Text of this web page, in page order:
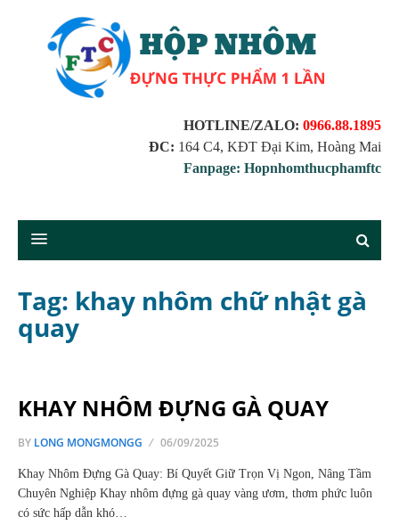
HOTLINE/ZALO: 0966.88.1895
ĐC: 164 C4, KĐT Đại Kim, Hoàng Mai
Fanpage: Hopnhomthucphamftc
Tag: khay nhôm chữ nhật gà
quay
KHAY NHÔM ĐỰNG GÀ QUAY
BY LONG MONGMONGG 06/09/2025
Khay Nhôm Đựng Gà Quay: Bí Quyết Giữ Trọn Vị Ngon, Nâng Tầm
Chuyên Nghiệp Khay nhôm đựng gà quay vàng ươm, thơm phức luôn
có sức hấp dẫn khó…